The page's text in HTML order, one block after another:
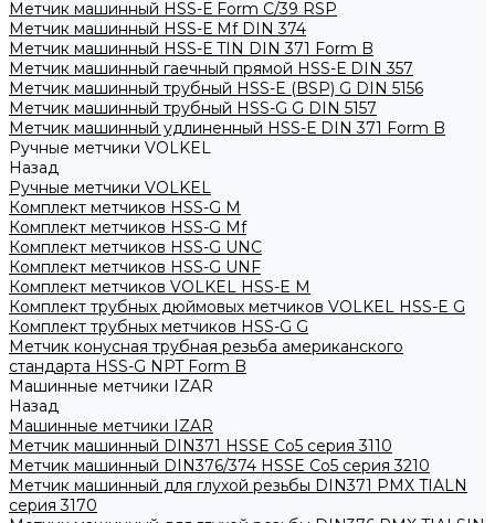
Метчик машинный HSS-Е Form C/39 RSP
Метчик машинный HSS-Е Mf DIN 374
Метчик машинный HSS-Е TIN DIN 371 Form B
Метчик машинный гаечный прямой HSS-Е DIN 357
Метчик машинный трубный HSS-E (BSP) G DIN 5156
Метчик машинный трубный HSS-G G DIN 5157
Метчик машинный удлиненный HSS-Е DIN 371 Form B
Ручные метчики VOLKEL
Назад
Ручные метчики VOLKEL
Комплект метчиков HSS-G M
Комплект метчиков HSS-G Mf
Комплект метчиков HSS-G UNC
Комплект метчиков HSS-G UNF
Комплект метчиков VOLKEL HSS-E M
Комплект трубных дюймовых метчиков VOLKEL HSS-E G
Комплект трубных метчиков HSS-G G
Метчик конусная трубная резьба американского
стандарта HSS-G NPT Form B
Машинные метчики IZAR
Назад
Машинные метчики IZAR
Метчик машинный DIN371 HSSE Co5 серия 3110
Метчик машинный DIN376/374 HSSE Co5 серия 3210
Метчик машинный для глухой резьбы DIN371 PMX TIALN
серия 3170